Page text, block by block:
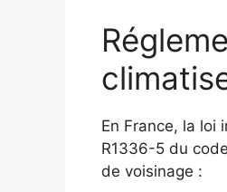
En France, la loi
R1336-5 du
de voisinage :